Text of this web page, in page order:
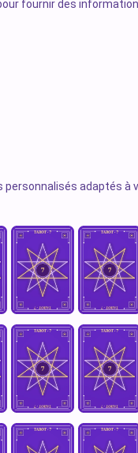
fournir des
personnalisés adaptés à